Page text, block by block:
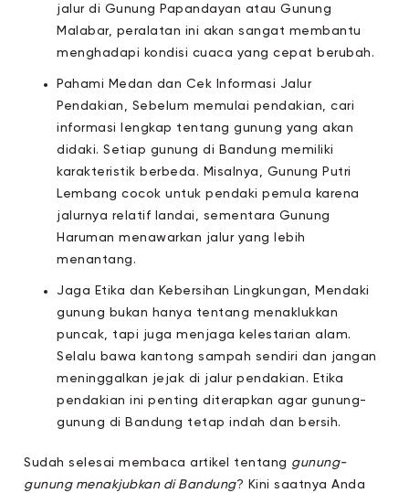
jalur di Gunung Papandayan atau Gunung
Malabar, peralatan ini akan sangat membantu
menghadapi kondisi cuaca yang cepat berubah.
Pahami Medan dan Cek Informasi Jalur
Pendakian, Sebelum memulai pendakian, cari
informasi lengkap tentang gunung yang akan
didaki. Setiap gunung di Bandung memiliki
karakteristik berbeda. Misalnya, Gunung Putri
Lembang cocok untuk pendaki pemula karena
jalurnya relatif landai, sementara Gunung
Haruman menawarkan jalur yang lebih
menantang.
Jaga Etika dan Kebersihan Lingkungan, Mendaki
gunung bukan hanya tentang menaklukkan
puncak, tapi juga menjaga kelestarian alam.
Selalu bawa kantong sampah sendiri dan jangan
meninggalkan jejak di jalur pendakian. Etika
pendakian ini penting diterapkan agar gunung-
gunung di Bandung tetap indah dan bersih.
Sudah selesai membaca artikel tentang gunung-
gunung menakjubkan di Bandung? Kini saatnya Anda